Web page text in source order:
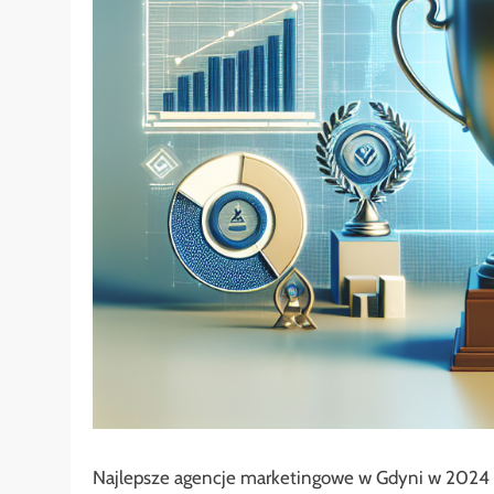
Najlepsze agencje marketingowe w Gdyni w